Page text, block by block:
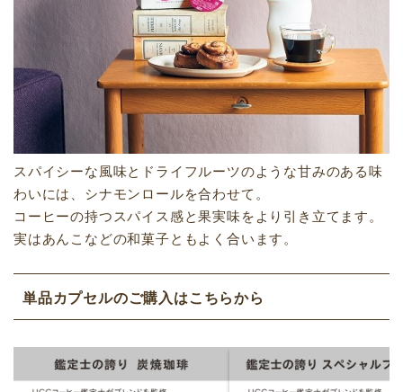
スパイシーな風味とドライフルーツのような甘みのある味
わいには、シナモンロールを合わせて。
コーヒーの持つスパイス感と果実味をより引き立てます。
実はあんこなどの和菓子ともよく合います。
単品カプセルのご購入はこちらから